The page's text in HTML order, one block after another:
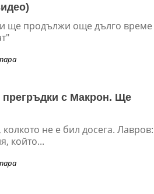
ще продължи още дълго време
с Макрон. Ще
не е бил досега. Лавров:
който...